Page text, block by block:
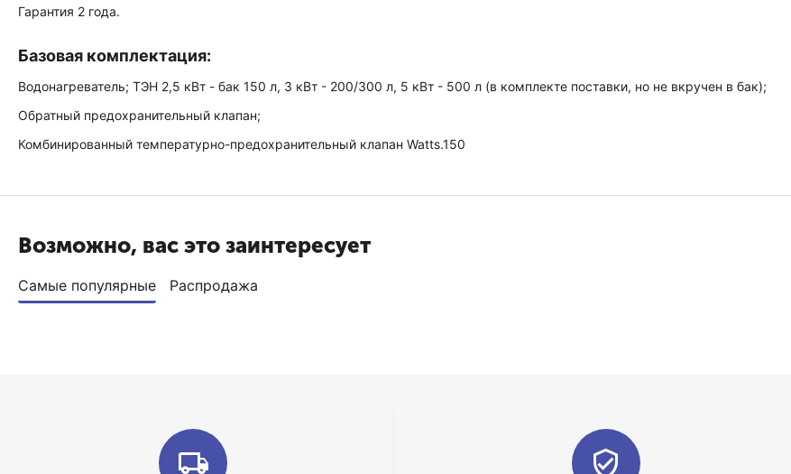
Гарантия 2 года.
Базовая комплектация:
Водонагреватель; ТЭН 2,5 кВт - бак 150 л, 3 кВт - 200/300 л, 5 кВт - 500 л (в комплекте поставки, но не вкручен в бак);
Обратный предохранительный клапан;
Комбинированный температурно-предохранительный клапан Watts.150
Возможно, вас это заинтересует
Самые популярные Распродажа